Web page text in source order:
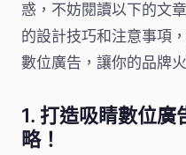
惑，不妨閱讀以下的文
的設計技巧和注意事項
數位廣告，讓你的品牌
1. 打造吸睛數位廣
略！